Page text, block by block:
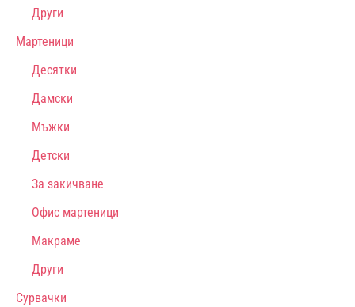
Други
Мартеници
Десятки
Дамски
Мъжки
Детски
За закичване
Офис мартеници
Макраме
Други
Сурвачки